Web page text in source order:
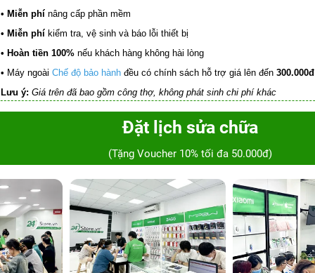
• Miễn phí nâng cấp phần mềm
• Miễn phí kiểm tra, vệ sinh và báo lỗi thiết bị
• Hoàn tiền 100% nếu khách hàng không hài lòng
• Máy ngoài Chế độ bảo hành đều có chính sách hỗ trợ giá lên đến 300.000đ
Lưu ý: Giá trên đã bao gồm công thợ, không phát sinh chi phí khác
Đặt lịch sửa chữa
(Tặng Voucher 10% tối đa 50.000đ)